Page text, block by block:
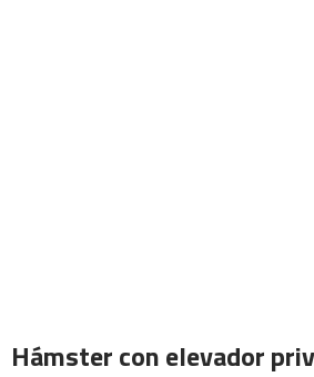
Hámster con elevador